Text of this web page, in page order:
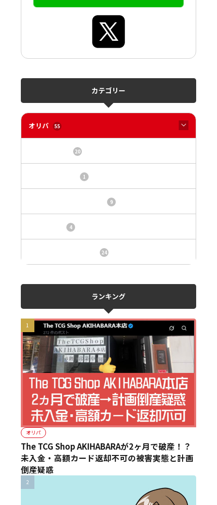
カテゴリー
オリパ 55
20
1
9
4
24
ランキング
オリパ
The TCG Shop AKIHABARAが2ヶ月で破産！？
未入金・高額カード返却不可の被害実態と計画
倒産疑惑